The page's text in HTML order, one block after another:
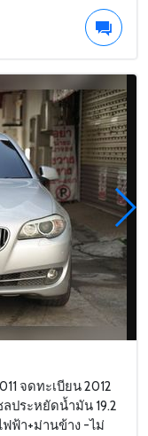
จดทะเบียน 2012
ลประหยัดน้ำมัน 19.2
ฟฟ้า+ม่านข้าง -ไม่